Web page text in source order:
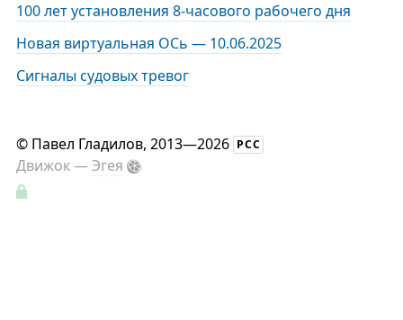
100 лет установления 8-часового рабочего дня
Новая виртуальная ОСь — 10.06.2025
Сигналы судовых тревог
© Павел Гладилов, 2013—2026 РСС
Движок —Эгея